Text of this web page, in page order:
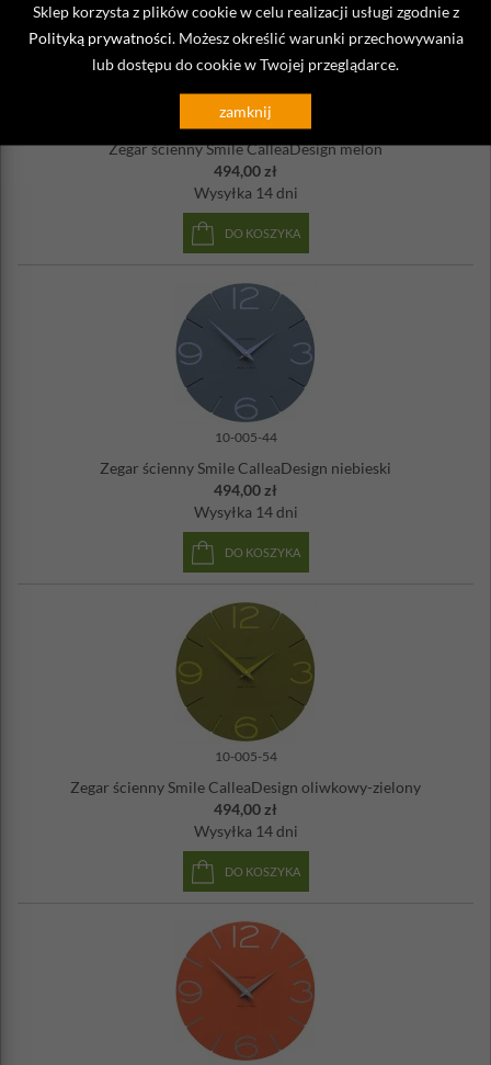
Sklep korzysta z plików cookie w celu realizacji usługi zgodnie z
Polityką prywatności. Możesz określić warunki przechowywania
lub dostępu do cookie w Twojej przeglądarce.
zamknij
10-005-62
Zegar ścienny Smile CalleaDesign melon
494,00 zł
Wysyłka 14 dni
DO KOSZYKA
10-005-44
Zegar ścienny Smile CalleaDesign niebieski
494,00 zł
Wysyłka 14 dni
DO KOSZYKA
10-005-54
Zegar ścienny Smile CalleaDesign oliwkowy-zielony
494,00 zł
Wysyłka 14 dni
DO KOSZYKA